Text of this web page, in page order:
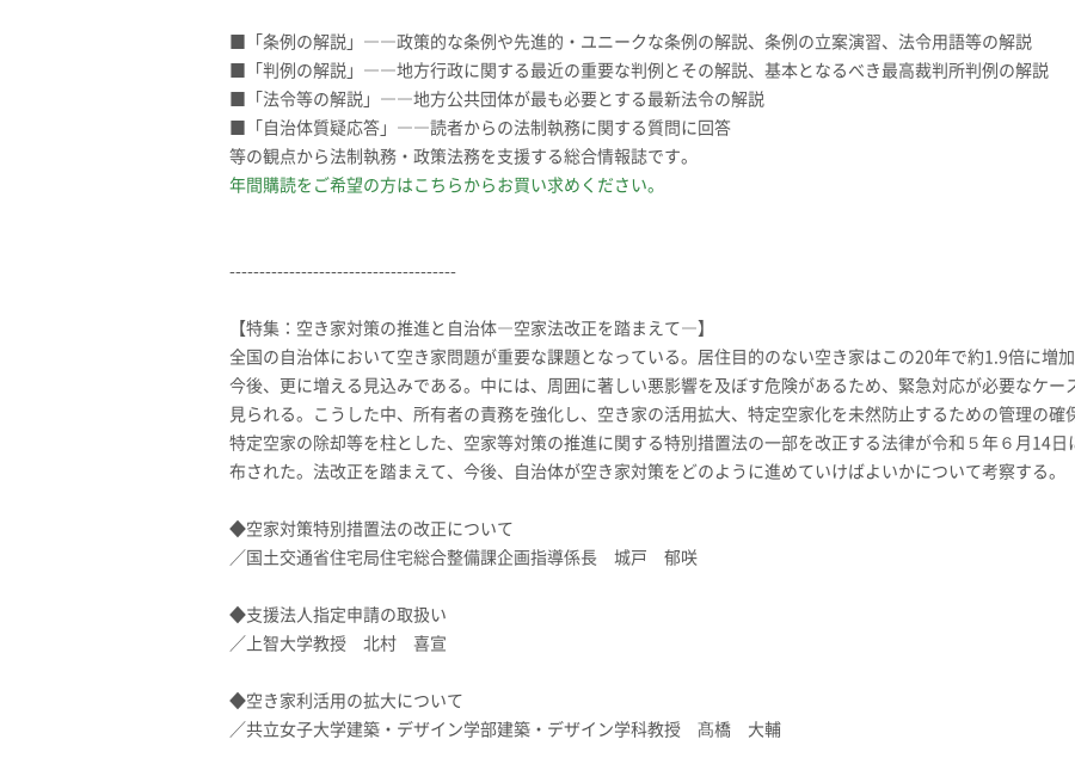
■「条例の解説」――政策的な条例や先進的・ユニークな条例の解説、条例の立案演習、法令用語等の解説
■「判例の解説」――地方行政に関する最近の重要な判例とその解説、基本となるべき最高裁判所判例の解説
■「法令等の解説」――地方公共団体が最も必要とする最新法令の解説
■「自治体質疑応答」――読者からの法制執務に関する質問に回答
等の観点から法制執務・政策法務を支援する総合情報誌です。
年間購読をご希望の方はこちらからお買い求めください。
--------------------------------------
【特集：空き家対策の推進と自治体―空家法改正を踏まえて―】
全国の自治体において空き家問題が重要な課題となっている。居住目的のない空き家はこの20年で約1.9倍に増加
今後、更に増える見込みである。中には、周囲に著しい悪影響を及ぼす危険があるため、緊急対応が必要なケー
見られる。こうした中、所有者の責務を強化し、空き家の活用拡大、特定空家化を未然防止するための管理の確保
特定空家の除却等を柱とした、空家等対策の推進に関する特別措置法の一部を改正する法律が令和５年６月14日
布された。法改正を踏まえて、今後、自治体が空き家対策をどのように進めていけばよいかについて考察する。
◆空家対策特別措置法の改正について
／国土交通省住宅局住宅総合整備課企画指導係長 城戸 郁咲
◆支援法人指定申請の取扱い
／上智大学教授 北村 喜宣
◆空き家利活用の拡大について
／共立女子大学建築・デザイン学部建築・デザイン学科教授 髙橋 大輔